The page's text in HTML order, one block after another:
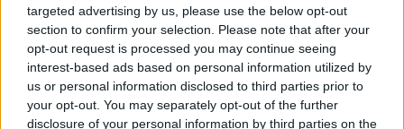
targeted advertising by us, please use the below opt-out
section to confirm your selection. Please note that after your
opt-out request is processed you may continue seeing
interest-based ads based on personal information utilized by
us or personal information disclosed to third parties prior to
your opt-out. You may separately opt-out of the further
disclosure of your personal information by third parties on the